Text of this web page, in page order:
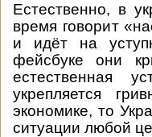
Естественно, в
время говорит
и идёт на
фейсбуке они
естественная
укрепляется
экономике, то
ситуации любой